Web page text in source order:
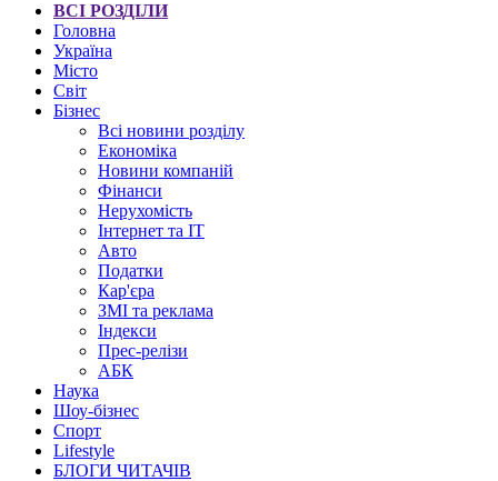
ВСІ РОЗДІЛИ
Головна
Україна
Місто
Світ
Бізнес
Всі новини розділу
Економіка
Новини компаній
Фінанси
Нерухомість
Інтернет та IT
Авто
Податки
Кар'єра
ЗМІ та реклама
Індекси
Прес-релізи
АБК
Наука
Шоу-бізнес
Спорт
Lifestyle
БЛОГИ ЧИТАЧІВ